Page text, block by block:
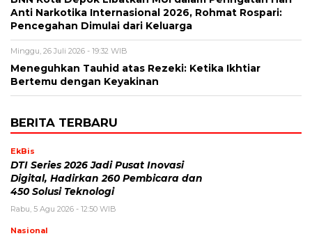
Anti Narkotika Internasional 2026, Rohmat Rospari:
Pencegahan Dimulai dari Keluarga
Minggu, 26 Juli 2026 - 19:32 WIB
Meneguhkan Tauhid atas Rezeki: Ketika Ikhtiar
Bertemu dengan Keyakinan
BERITA TERBARU
EkBis
DTI Series 2026 Jadi Pusat Inovasi
Digital, Hadirkan 260 Pembicara dan
450 Solusi Teknologi
Rabu, 5 Agu 2026 - 12:50 WIB
Nasional